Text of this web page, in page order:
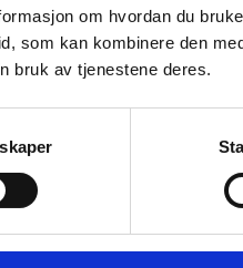
om hvordan du
som kan kombinere den
bruk av tjenestene deres.